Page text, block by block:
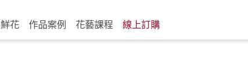
鮮花 作品案例 花藝課程 線上訂購